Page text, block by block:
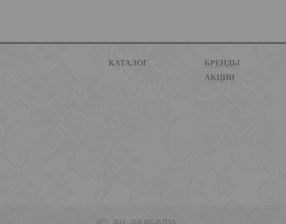
КАТАЛОГ
БРЕНДЫ
АКЦИИ
2014 - 2026 MILAVITSA